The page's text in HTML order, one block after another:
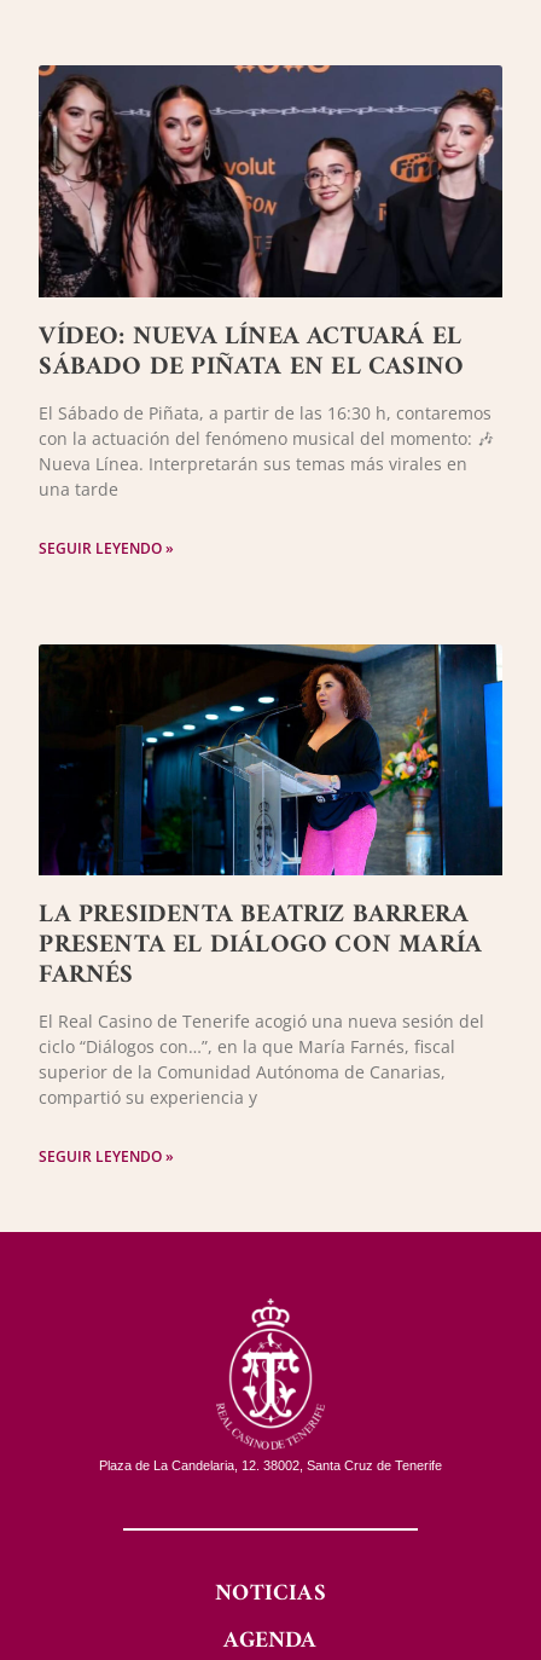
VÍDEO: NUEVA LÍNEA ACTUARÁ EL
SÁBADO DE PIÑATA EN EL CASINO
El Sábado de Piñata, a partir de las 16:30 h, contaremos
con la actuación del fenómeno musical del momento: 🎶
Nueva Línea. Interpretarán sus temas más virales en
una tarde
SEGUIR LEYENDO »
LA PRESIDENTA BEATRIZ BARRERA
PRESENTA EL DIÁLOGO CON MARÍA
FARNÉS
El Real Casino de Tenerife acogió una nueva sesión del
ciclo “Diálogos con…”, en la que María Farnés, fiscal
superior de la Comunidad Autónoma de Canarias,
compartió su experiencia y
SEGUIR LEYENDO »
Plaza de La Candelaria, 12. 38002, Santa Cruz de Tenerife
NOTICIAS
AGENDA